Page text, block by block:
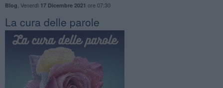
Blog Venerdì 17 Dicembre 2021 ore 07:30
​La cura delle parole